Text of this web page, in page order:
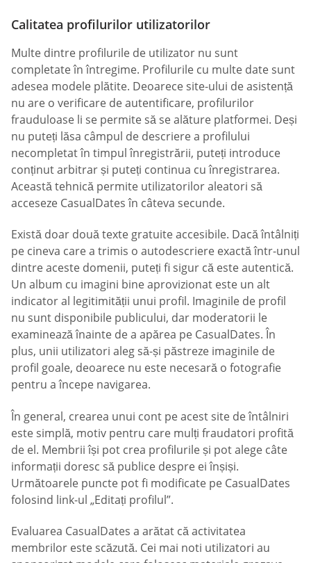
Calitatea profilurilor utilizatorilor
Multe dintre profilurile de utilizator nu sunt
completate în întregime. Profilurile cu multe date sunt
adesea modele plătite. Deoarece site-ului de asistență
nu are o verificare de autentificare, profilurilor
frauduloase li se permite să se alăture platformei. Deși
nu puteți lăsa câmpul de descriere a profilului
necompletat în timpul înregistrării, puteți introduce
conținut arbitrar și puteți continua cu înregistrarea.
Această tehnică permite utilizatorilor aleatori să
acceseze СasualDates în câteva secunde.
Există doar două texte gratuite accesibile. Dacă întâlniți
pe cineva care a trimis o autodescriere exactă într-unul
dintre aceste domenii, puteți fi sigur că este autentică.
Un album cu imagini bine aprovizionat este un alt
indicator al legitimității unui profil. Imaginile de profil
nu sunt disponibile publicului, dar moderatorii le
examinează înainte de a apărea pe CasualDates. În
plus, unii utilizatori aleg să-și păstreze imaginile de
profil goale, deoarece nu este necesară o fotografie
pentru a începe navigarea.
În general, crearea unui cont pe acest site de întâlniri
este simplă, motiv pentru care mulți fraudatori profită
de el. Membrii își pot crea profilurile și pot alege câte
informații doresc să publice despre ei înșiși.
Următoarele puncte pot fi modificate pe СasualDates
folosind link-ul „Editați profilul”.
Evaluarea СasualDates a arătat că activitatea
membrilor este scăzută. Cei mai noti utilizatori au